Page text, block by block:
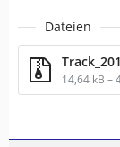
Dateien
14,64 kB –